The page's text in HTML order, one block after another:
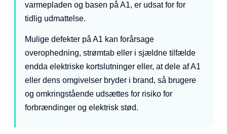
varmepladen og basen på A1, er udsat for for
tidlig udmattelse.
Mulige defekter på A1 kan forårsage
overophedning, strømtab eller i sjældne tilfælde
endda elektriske kortslutninger eller, at dele af A1
eller dens omgivelser bryder i brand, så brugere
og omkringstående udsættes for risiko for
forbrændinger og elektrisk stød.